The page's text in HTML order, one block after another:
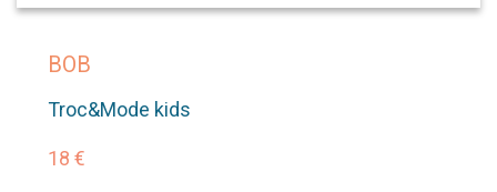
BOB
Troc&Mode kids
18 €